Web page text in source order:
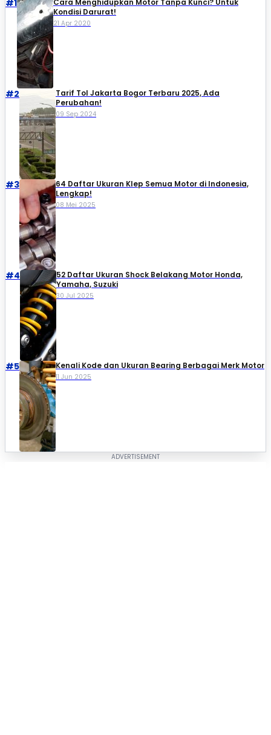
#1
Kondisi Darurat!
21 Apr 2020
#2
Tarif Tol Jakarta Bogor Terbaru 2025, Ada
Perubahan!
09 Sep 2024
#3
64 Daftar Ukuran Klep Semua Motor di Indonesia,
Lengkap!
08 Mei 2025
#4
52 Daftar Ukuran Shock Belakang Motor Honda,
Yamaha, Suzuki​
30 Jul 2025
#5 Kenali Kode dan Ukuran Bearing Berbagai Merk Motor
11 Jun 2025